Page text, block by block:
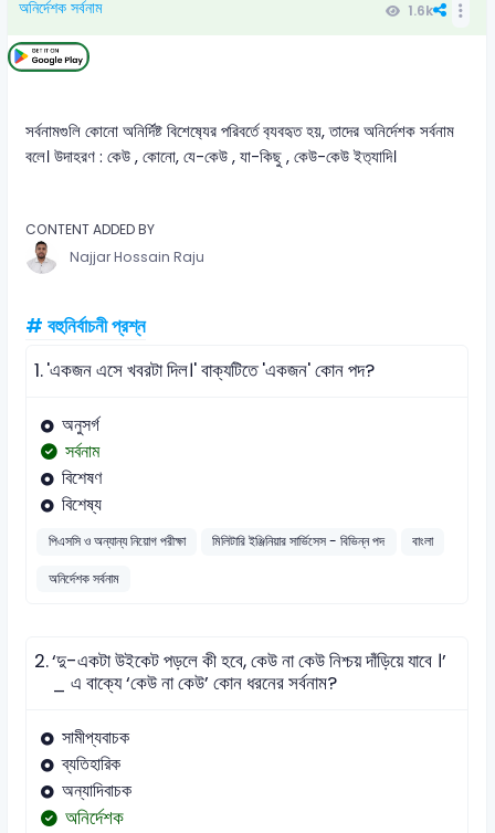
অনির্দেশক সর্বনাম 1.6k
সর্বনামগুলি কোনো অনির্দিষ্ট বিশেষ‍্যের পরিবর্তে ব‍্যবহৃত হয়, তাদের অনির্দেশক সর্বনাম
বলে। উদাহরণ : কেউ , কোনো, যে-কেউ , যা-কিছু , কেউ-কেউ ইত‍্যাদি।
CONTENT ADDED BY
Najjar Hossain Raju
# বহুনির্বাচনী প্রশ্ন
1.'একজন এসে খবরটা দিল।' বাক্যটিতে 'একজন' কোন পদ?
অনুসর্গ
সর্বনাম
বিশেষণ
বিশেষ্য
পিএসসি ও অন্যান্য নিয়োগ পরীক্ষা মিলিটারি ইঞ্জিনিয়ার সার্ভিসেস - বিভিন্ন পদ
বাংলা
অনির্দেশক সর্বনাম
2.‘দু-একটা উইকেট পড়লে কী হবে, কেউ না কেউ নিশ্চয় দাঁড়িয়ে যাবে ।’
_ এ বাক্যে ‘কেউ না কেউ’ কোন ধরনের সর্বনাম?
সামীপ্যবাচক
ব্যতিহারিক
অন্যাদিবাচক
অনির্দেশক